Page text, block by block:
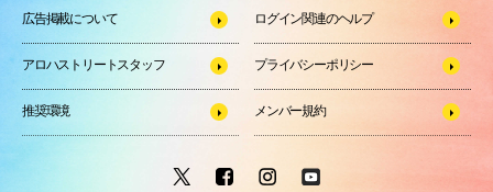
広告掲載について ログイン関連のヘルプ
アロハストリートスタッフ プライバシーポリシー
推奨環境 メンバー規約